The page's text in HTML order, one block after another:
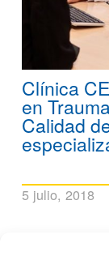
Clínica
en
Calidad
5 julio, 2018